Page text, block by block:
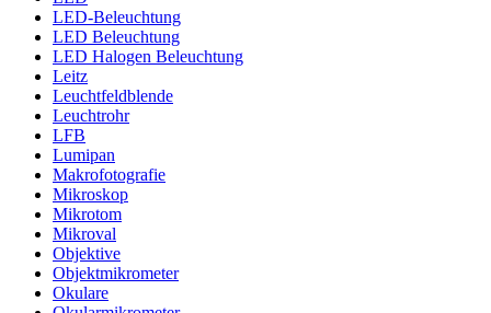
LED-Beleuchtung
LED Beleuchtung
LED Halogen Beleuchtung
Leitz
Leuchtfeldblende
Leuchtrohr
LFB
Lumipan
Makrofotografie
Mikroskop
Mikrotom
Mikroval
Objektive
Objektmikrometer
Okulare